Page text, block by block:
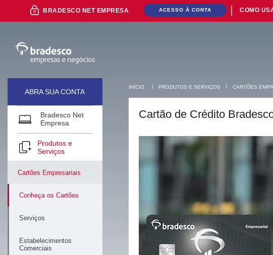
ABRA SUA CONTA
Bradesco Net
Empresa
Produtos e
Serviços
Cartões Empresariais
Conheça os Cartões
Serviços
Estabelecimentos
Comerciais
INÍCIO ⟩ PRODUTOS E SERVIÇOS ⟩ CARTÕES
Mais buscados
Cartão de Crédito
BRADESCO NET EMPRESA
Ir
para
o
para
o
Ir
a
Pesquisa
para
Rodapé
ACESSO À CONTA COMO